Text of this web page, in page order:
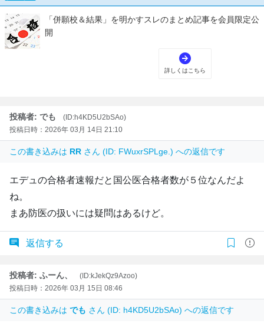
投稿者: でも
(ID:h4KD5U2bSAo)
投稿日時：2026年 03月 14日 21:10
この書き込みは RR さん (ID: FWuxrSPLge.) への返信です
エデュの合格者速報だと国公医合格者数が５位なんだよ
ね。
まあ防医の扱いには疑問はあるけど。
返信する
投稿者: ふーん、
(ID:kJekQz9Azoo)
投稿日時：2026年 03月 15日 08:46
この書き込みは でも さん (ID: h4KD5U2bSAo) への返信です